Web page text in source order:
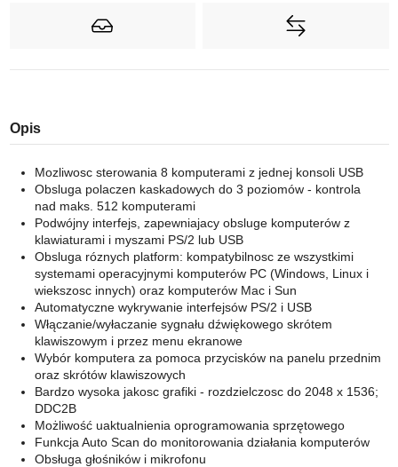
Opis
Mozliwosc sterowania 8 komputerami z jednej konsoli USB
Obsluga polaczen kaskadowych do 3 poziomów - kontrola
nad maks. 512 komputerami
Podwójny interfejs, zapewniajacy obsluge komputerów z
klawiaturami i myszami PS/2 lub USB
Obsluga róznych platform: kompatybilnosc ze wszystkimi
systemami operacyjnymi komputerów PC (Windows, Linux i
wiekszosc innych) oraz komputerów Mac i Sun
Automatyczne wykrywanie interfejsów PS/2 i USB
Włączanie/wyłaczanie sygnału dźwiękowego skrótem
klawiszowym i przez menu ekranowe
Wybór komputera za pomoca przycisków na panelu przednim
oraz skrótów klawiszowych
Bardzo wysoka jakosc grafiki - rozdzielczosc do 2048 x 1536;
DDC2B
Możliwość uaktualnienia oprogramowania sprzętowego
Funkcja Auto Scan do monitorowania działania komputerów
Obsługa głośników i mikrofonu